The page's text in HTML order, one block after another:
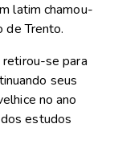
latim chamou-
de Trento.
se para
seus
no ano
estudos